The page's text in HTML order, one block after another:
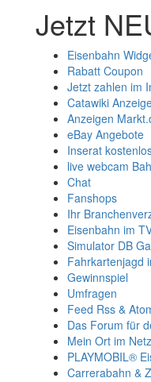
Jetzt
Eisenbahn
Rabatt Coupon
Jetzt zahlen im
Catawiki
Anzeigen
eBay Angebote
Inserat
live webcam
Chat
Fanshops
Ihr
Eisenbahn im
Simulator DB
Fahrkartenjagd
Gewinnspiel
Umfragen
Feed Rss &
Das Forum für
Mein Ort im Netz
PLAYMOBIL®
Carrerabahn &